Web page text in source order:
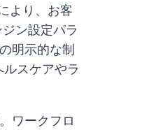
より、お客
ン設定パラ
明示的な制
スケアやラ
ワークフロ